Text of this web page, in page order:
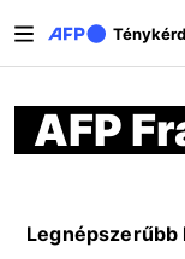
AFP
Legnépszerűbb